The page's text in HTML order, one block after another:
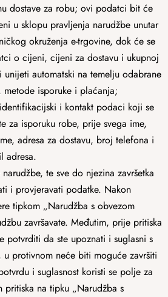
dostave za robu; ovi podatci bit će
u sklopu pravljenja narudžbe unutar
okruženja e-trgovine, dok će se
o cijeni, cijeni za dostavu i ukupnoj
unijeti automatski na temelju odabrane
metode isporuke i plaćanja;
i kontakt podaci koji se
za isporuku robe, prije svega ime,
adresa za dostavu, broj telefona i
adresa.
te sve do njezina završetka
i provjeravati podatke. Nakon
tipkom „Narudžba s obvezom
završavate. Međutim, prije pritiska
potvrditi da ste upoznati i suglasni s
u protivnom neće biti moguće završiti
i suglasnost koristi se polje za
pritiska na tipku „Narudžba s